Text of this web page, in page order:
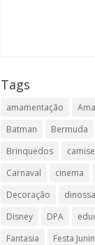
Tags
amamentação
Batman
Bermuda
Brinquedos
Carnaval
cinema
Decoração
Disney
DPA
Fantasia
Festa